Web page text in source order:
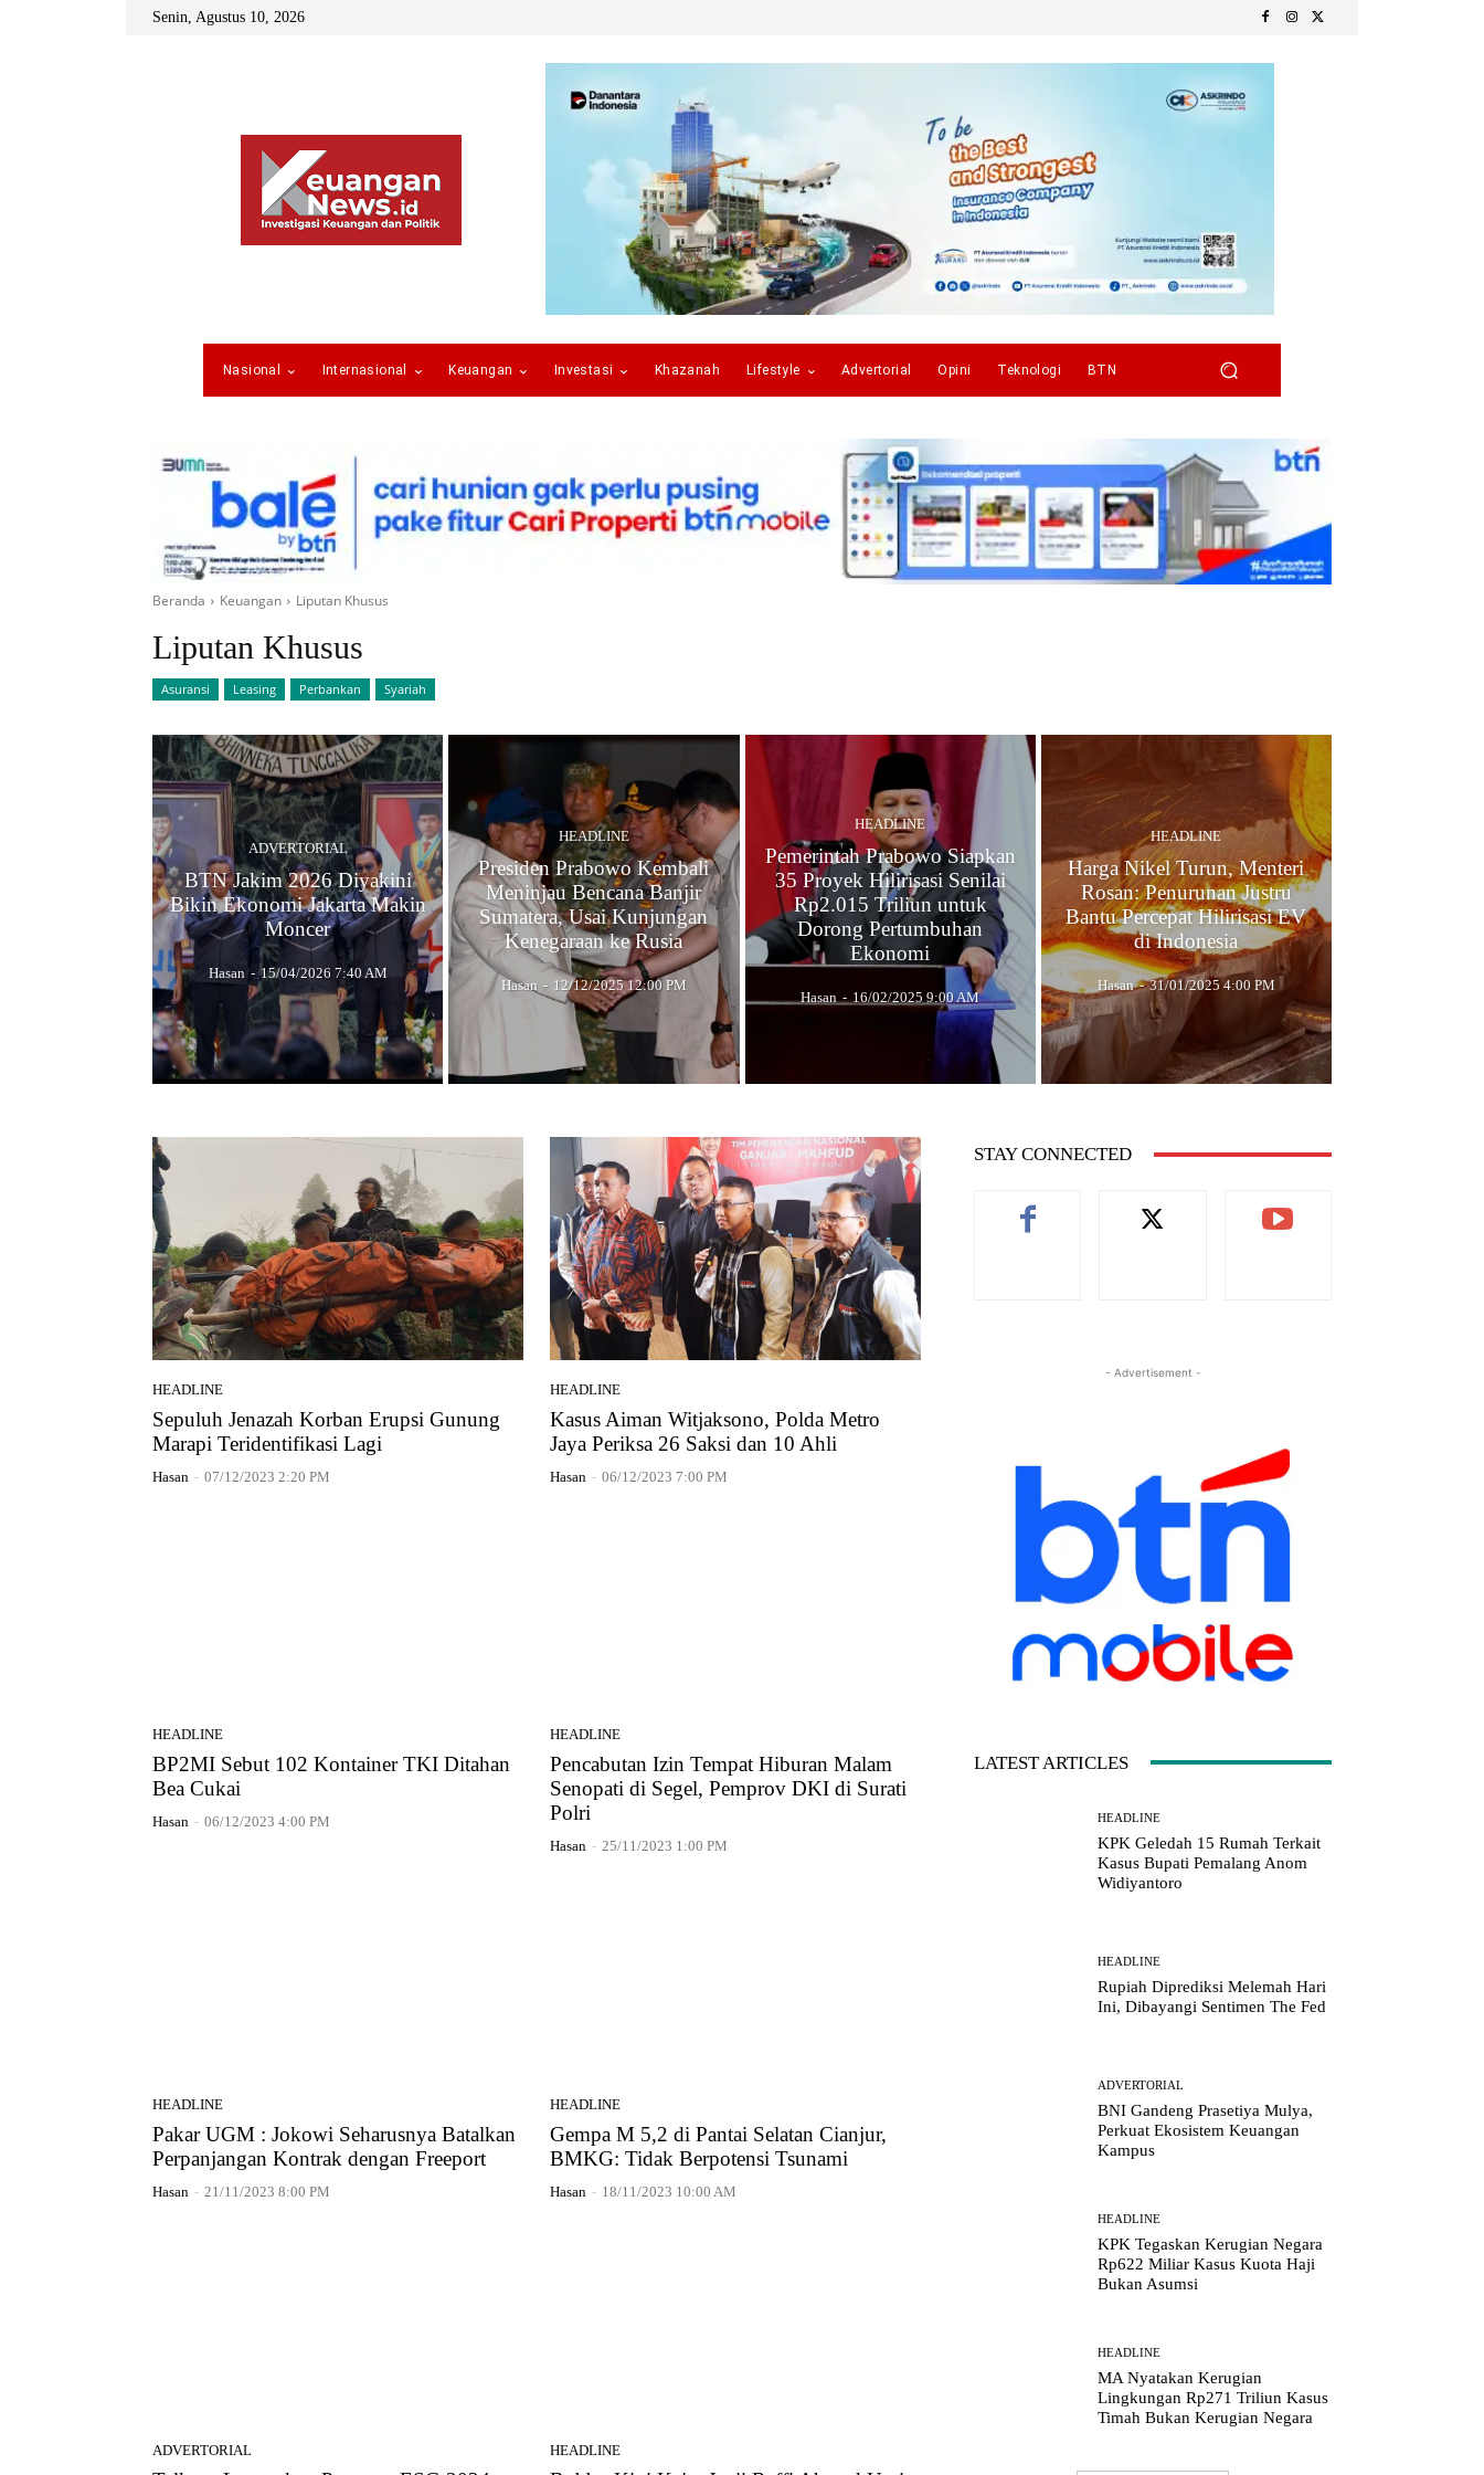
Senin, Agustus 10, 2026
Nasional Internasional Keuangan Investasi Khazanah Lifestyle Advertorial Opini Teknologi BTN
Beranda Keuangan Liputan Khusus
Liputan Khusus
Asuransi Leasing Perbankan Syariah
ADVERTORIAL
BTN Jakim 2026 Diyakini
Bikin Ekonomi Jakarta Makin
Moncer
Hasan - 15/04/2026 7:40 AM
HEADLINE
Presiden Prabowo Kembali
Meninjau Bencana Banjir
Sumatera, Usai Kunjungan
Kenegaraan ke Rusia
Hasan - 12/12/2025 12:00 PM
HEADLINE
Pemerintah Prabowo Siapkan
35 Proyek Hilirisasi Senilai
Rp2.015 Triliun untuk
Dorong Pertumbuhan
Ekonomi
Hasan - 16/02/2025 9:00 AM
HEADLINE
Harga Nikel Turun, Menteri
Rosan: Penurunan Justru
Bantu Percepat Hilirisasi EV
di Indonesia
Hasan - 31/01/2025 4:00 PM
HEADLINE
Sepuluh Jenazah Korban Erupsi Gunung
Marapi Teridentifikasi Lagi
Hasan - 07/12/2023 2:20 PM
HEADLINE
Kasus Aiman Witjaksono, Polda Metro
Jaya Periksa 26 Saksi dan 10 Ahli
Hasan - 06/12/2023 7:00 PM
HEADLINE
BP2MI Sebut 102 Kontainer TKI Ditahan
Bea Cukai
Hasan - 06/12/2023 4:00 PM
HEADLINE
Pencabutan Izin Tempat Hiburan Malam
Senopati di Segel, Pemprov DKI di Surati
Polri
Hasan - 25/11/2023 1:00 PM
HEADLINE
Pakar UGM : Jokowi Seharusnya Batalkan
Perpanjangan Kontrak dengan Freeport
Hasan - 21/11/2023 8:00 PM
HEADLINE
Gempa M 5,2 di Pantai Selatan Cianjur,
BMKG: Tidak Berpotensi Tsunami
Hasan - 18/11/2023 10:00 AM
ADVERTORIAL HEADLINE
STAY CONNECTED
- Advertisement -
LATEST ARTICLES
HEADLINE
KPK Geledah 15 Rumah Terkait
Kasus Bupati Pemalang Anom
Widiyantoro
HEADLINE
Rupiah Diprediksi Melemah Hari
Ini, Dibayangi Sentimen The Fed
ADVERTORIAL
BNI Gandeng Prasetiya Mulya,
Perkuat Ekosistem Keuangan
Kampus
HEADLINE
KPK Tegaskan Kerugian Negara
Rp622 Miliar Kasus Kuota Haji
Bukan Asumsi
HEADLINE
MA Nyatakan Kerugian
Lingkungan Rp271 Triliun Kasus
Timah Bukan Kerugian Negara